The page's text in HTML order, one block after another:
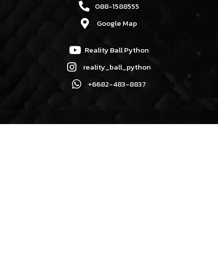
088-1588555
Google Map
Reality Ball Python
reality_ball_python
+6682-483-8837